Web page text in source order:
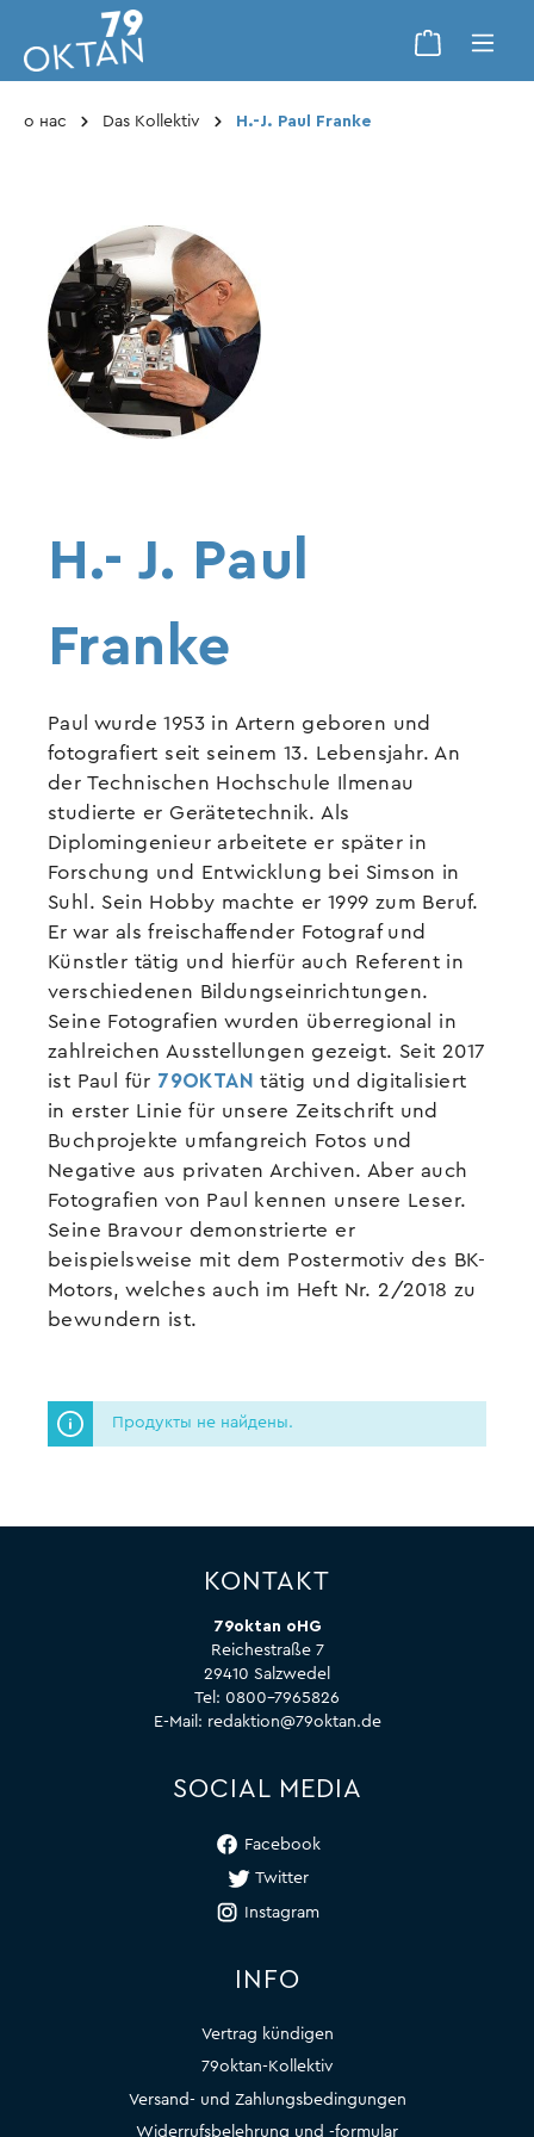
о нас Das Kollektiv H.-J. Paul Franke
H.- J. Paul
Franke
Paul wurde 1953 in Artern geboren und
fotografiert seit seinem 13. Lebensjahr. An
der Technischen Hochschule Ilmenau
studierte er Gerätetechnik. Als
Diplomingenieur arbeitete er später in
Forschung und Entwicklung bei Simson in
Suhl. Sein Hobby machte er 1999 zum Beruf.
Er war als freischaffender Fotograf und
Künstler tätig und hierfür auch Referent in
verschiedenen Bildungseinrichtungen.
Seine Fotografien wurden überregional in
zahlreichen Ausstellungen gezeigt. Seit 2017
ist Paul für 79OKTAN tätig und digitalisiert
in erster Linie für unsere Zeitschrift und
Buchprojekte umfangreich Fotos und
Negative aus privaten Archiven. Aber auch
Fotografien von Paul kennen unsere Leser.
Seine Bravour demonstrierte er
beispielsweise mit dem Postermotiv des BK-
Motors, welches auch im Heft Nr. 2/2018 zu
bewundern ist.
Продукты не найдены.
KONTAKT
79oktan oHG
Reichestraße 7
29410 Salzwedel
Tel: 0800-7965826
E-Mail: redaktion@79oktan.de
SOCIAL MEDIA
Facebook
Twitter
Instagram
INFO
Vertrag kündigen
79oktan-Kollektiv
Versand- und Zahlungsbedingungen
Widerrufsbelehrung und -formular